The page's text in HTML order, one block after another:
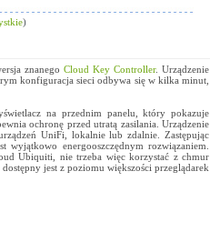
)
znanego Cloud Key Controller. Urządzenie
konfiguracja sieci odbywa się w kilka minut,
na przednim panelu, który pokazuje
ochronę przed utratą zasilania. Urządzenie
UniFi, lokalnie lub zdalnie. Zastępując
energooszczędnym rozwiązaniem.
Ubiquiti, nie trzeba więc korzystać z chmur
jest z poziomu większości przeglądarek